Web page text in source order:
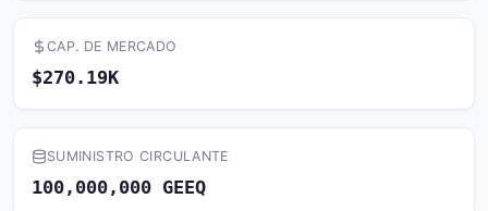
CAP. DE MERCADO
$270.19K
SUMINISTRO CIRCULANTE
100,000,000 GEEQ